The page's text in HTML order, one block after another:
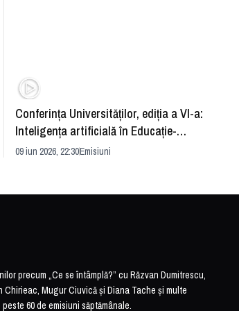
Conferința Universităților, ediția a VI-a:
Inteligența artificială în Educație-
soluție sau problemă?
09 iun 2026, 22:30Emisiuni
precum „Ce se întâmplă?” cu Răzvan Dumitrescu,
Chirieac, Mugur Ciuvică și Diana Tache și multe
60 de emisiuni săptămânale.